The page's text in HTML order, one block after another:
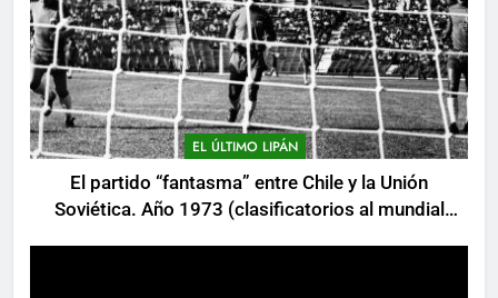
EL ÚLTIMO LIPÁN
El partido “fantasma” entre Chile y la Unión
Soviética. Año 1973 (clasificatorios al mundial